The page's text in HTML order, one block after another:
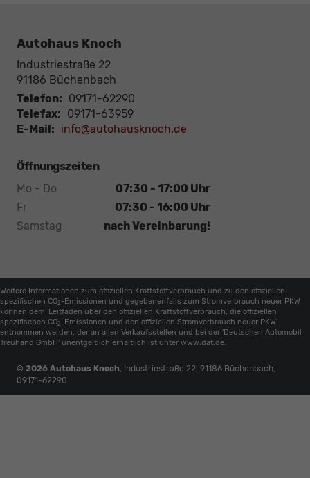
Autohaus Knoch
Industriestraße 22
91186 Büchenbach
Telefon: 09171-62290
Telefax: 09171-63959
E-Mail: info@autohausknoch.de
Öffnungszeiten
Mo - Do
07:30 - 17:00 Uhr
Fr
07:30 - 16:00 Uhr
Samstag
nach Vereinbarung!
Weitere Informationen zum offiziellen Kraftstoffverbrauch und zu den offiziellen
spezifischen CO2 -Emissionen und gegebenenfalls zum Stromverbrauch neuer PKW
können dem 'Leitfaden über den offiziellen Kraftstoffverbrauch, die offiziellen
spezifischen CO2 -Emissionen und den offiziellen Stromverbrauch neuer PKW'
entnommen werden, der an allen Verkaufsstellen und bei der 'Deutschen Automobil
Treuhand GmbH' unentgeltlich erhältlich ist unter www.dat.de.
© 2026 Autohaus Knoch, Industriestraße 22, 91186 Büchenbach,
09171-62290